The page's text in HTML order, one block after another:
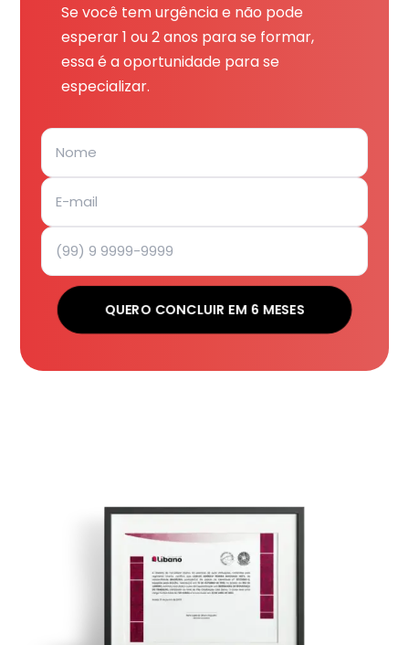
Se você tem urgência e não pode
esperar 1 ou 2 anos para se formar,
essa é a oportunidade para se
especializar.
QUERO CONCLUIR EM 6 MESES